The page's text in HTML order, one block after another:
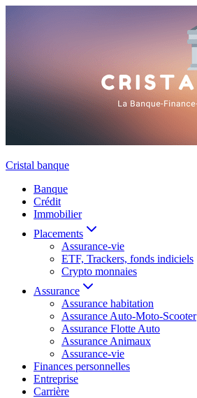
Cristal banque
Banque
Crédit
Immobilier
Placements
Assurance-vie
ETF, Trackers, fonds indiciels
Crypto monnaies
Assurance
Assurance habitation
Assurance Auto-Moto-Scooter
Assurance Flotte Auto
Assurance Animaux
Assurance-vie
Finances personnelles
Entreprise
Carrière